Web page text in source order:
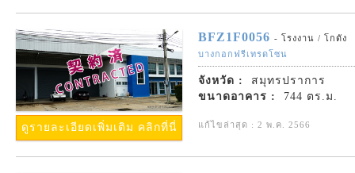
ดูรายละเอียดเพิ่มเติม คลิกที่นี่
BFZ1F0056 - โรงงาน / โกดัง
บางกอกฟรีเทรดโซน
จังหวัด :
สมุทรปราการ
ขนาดอาคาร :
744 ตร.ม.
แก้ไขล่าสุด : 2 พ.ค. 2566